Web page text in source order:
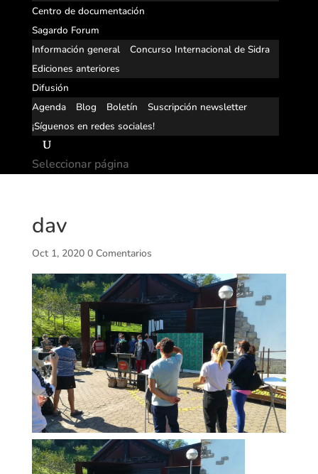
Centro de documentación
Sagardo Forum
Información general
Concurso Internacional de Sidra
Ediciones anteriores
Difusión
Agenda
Blog Boletín
Suscripción newsletter
¡Síguenos en redes sociales!
Seleccionar página
dav
Oct 1, 2020 0 Comentarios